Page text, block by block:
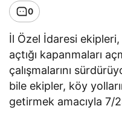
0
İl Özel İdaresi ekipleri,
açtığı kapanmaları
çalışmalarını
bile ekipler, köy
getirmek amacıyla 7/